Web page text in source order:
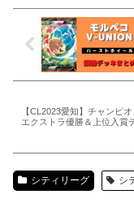
【CL2023愛知】チャンピ
エクストラ優勝＆上位入賞
シティリーグ シ